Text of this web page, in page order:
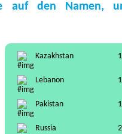
auf den Namen,
Kazakhstan 1
Lebanon 1
Pakistan 1
Russia 2